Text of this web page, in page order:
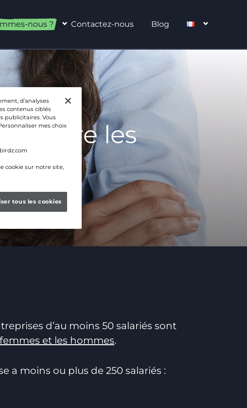
nous ? Contactez-nous Blog
entre les
d’au moins 50 salariés sont
et les hommes.
a moins ou plus de 250 salariés :
d’analyses
contenus ciblés
publicitaires. Vous
mes choix
cookie sur notre site,
tous les cookies